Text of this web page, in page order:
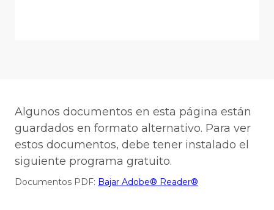
Algunos documentos en esta página están
guardados en formato alternativo. Para ver
estos documentos, debe tener instalado el
siguiente programa gratuito.
Documentos PDF: Bajar Adobe® Reader®